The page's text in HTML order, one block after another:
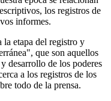
los registros de
informes.
la etapa del registro y
que son aquellos
desarrollo de los poderes
a los registros de los
todo de la prensa.